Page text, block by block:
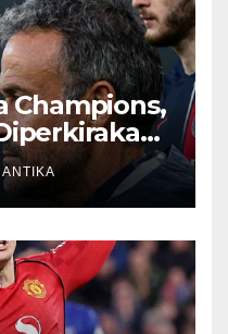
Champions,